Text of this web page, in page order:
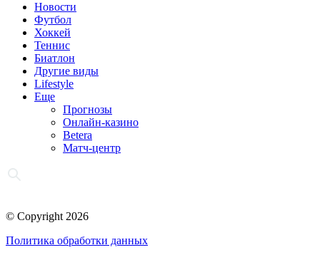
Новости
Футбол
Хоккей
Теннис
Биатлон
Другие виды
Lifestyle
Еще
Прогнозы
Онлайн-казино
Betera
Матч-центр
© Copyright 2026
Политика обработки данных